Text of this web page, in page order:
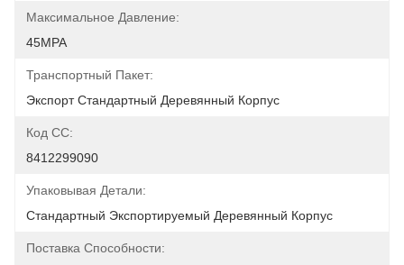
Максимальное Давление:
45MPA
Транспортный Пакет:
Экспорт Стандартный Деревянный Корпус
Код СС:
8412299090
Упаковывая Детали:
Стандартный Экспортируемый Деревянный Корпус
Поставка Способности: